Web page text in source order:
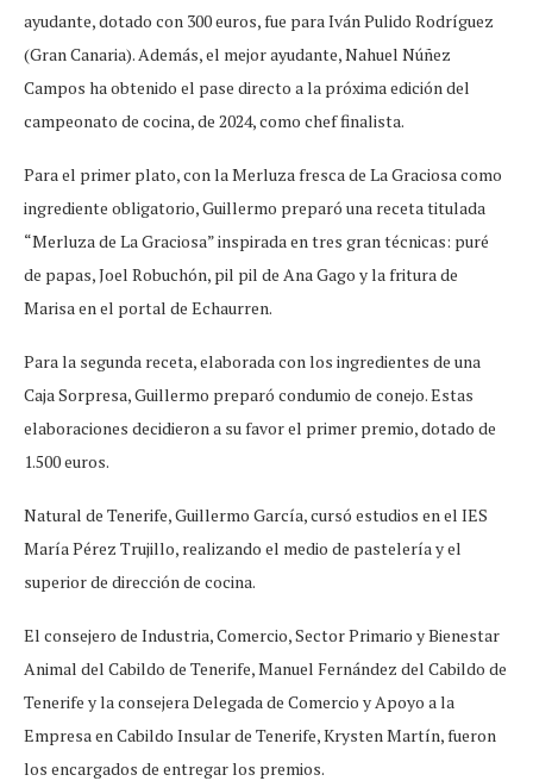
ayudante, dotado con 300 euros, fue para Iván Pulido Rodríguez
(Gran Canaria). Además, el mejor ayudante, Nahuel Núñez
Campos ha obtenido el pase directo a la próxima edición del
campeonato de cocina, de 2024, como chef finalista.
Para el primer plato, con la Merluza fresca de La Graciosa como
ingrediente obligatorio, Guillermo preparó una receta titulada
“Merluza de La Graciosa” inspirada en tres gran técnicas: puré
de papas, Joel Robuchón, pil pil de Ana Gago y la fritura de
Marisa en el portal de Echaurren.
Para la segunda receta, elaborada con los ingredientes de una
Caja Sorpresa, Guillermo preparó condumio de conejo. Estas
elaboraciones decidieron a su favor el primer premio, dotado de
1.500 euros.
Natural de Tenerife, Guillermo García, cursó estudios en el IES
María Pérez Trujillo, realizando el medio de pastelería y el
superior de dirección de cocina.
El consejero de Industria, Comercio, Sector Primario y Bienestar
Animal del Cabildo de Tenerife, Manuel Fernández del Cabildo de
Tenerife y la consejera Delegada de Comercio y Apoyo a la
Empresa en Cabildo Insular de Tenerife, Krysten Martín, fueron
los encargados de entregar los premios.